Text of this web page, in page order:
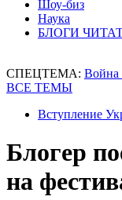
Шоу-биз
Наука
БЛОГИ
СПЕЦТЕМА: Война
ВСЕ ТЕМЫ
Вступление
Блогер
на